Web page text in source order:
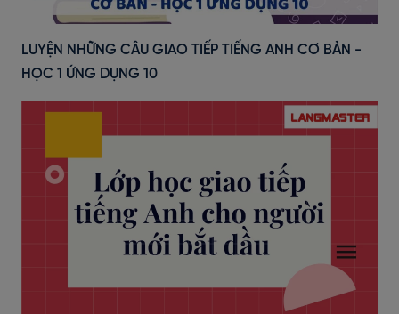
LUYỆN NHỮNG CÂU GIAO TIẾP TIẾNG ANH CƠ BẢN -
HỌC 1 ỨNG DỤNG 10